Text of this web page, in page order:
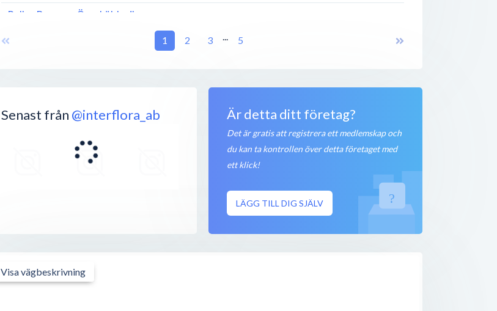
Pelles Burgare Örnsköldsvik
Örnsköldsvik
Björnavägen 60B , 891 41 Örnsköldsvik
Centrumvägen 8, 891 41
Stängt nu
150 meter
Stängt nu
150 meter
Stängt nu
1 2 3 ... 5
Senast från @interflora_ab Är detta ditt företag?
Det är gratis att registrera ett medlemskap och
du kan ta kontrollen över detta företaget med
ett klick!
LÄGG TILL DIG SJÄLV
Visa vägbeskrivning